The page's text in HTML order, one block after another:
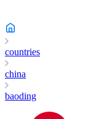
countries
china
baoding